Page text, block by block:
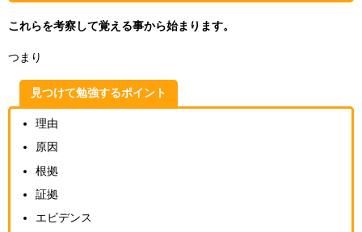
これらを考察して覚える事から始まります。
つまり
見つけて勉強するポイント
理由
原因
根拠
証拠
エビデンス